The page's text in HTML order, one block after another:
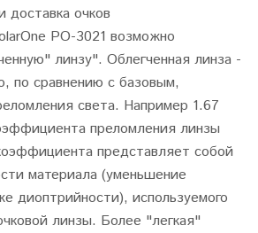
доставка очков
PO-3021 возможно
линзу". Облегченная линза -
по сравнению с базовым,
света. Например 1.67
преломления линзы
представляет собой
материала (уменьшение
диоптрийности), используемого
линзы. Более "легкая"